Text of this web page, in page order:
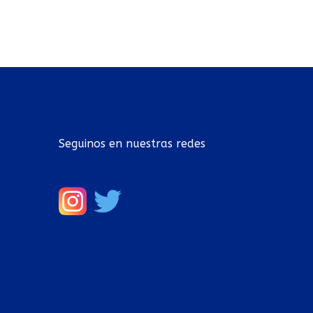
Seguinos en nuestras redes